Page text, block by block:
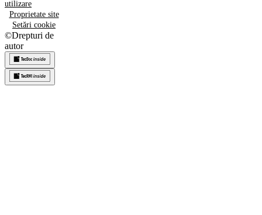
utilizare
Proprietate site
Setări cookie
©Drepturi de
autor